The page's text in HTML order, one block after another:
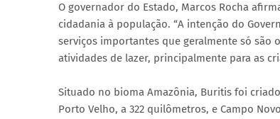
O governador do Estado, Marcos Rocha
cidadania à população. “A intenção do
serviços importantes que geralmente só são
atividades de lazer, principalmente para as
Situado no bioma Amazônia, Buritis foi
Porto Velho, a 322 quilômetros, e Campo